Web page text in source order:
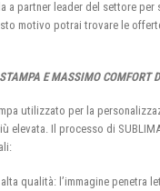
a partner leader del settore
motivo potrai trovare le
E MASSIMO COMFORT
utilizzato per la
elevata. Il processo di
qualità: l’immagine penetra